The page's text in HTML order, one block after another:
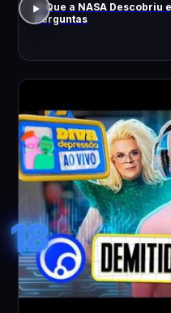
O Que a NASA Descobriu
Perguntas
18